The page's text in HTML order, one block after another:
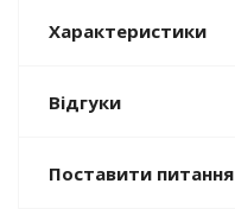
Характеристики
Відгуки
Поставити питання